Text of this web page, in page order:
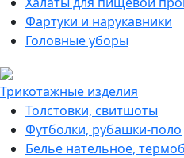
Фартуки и нарукавники
Головные уборы
Трикотажные изделия
Толстовки, свитшоты
Футболки, рубашки-поло
Белье нательное,